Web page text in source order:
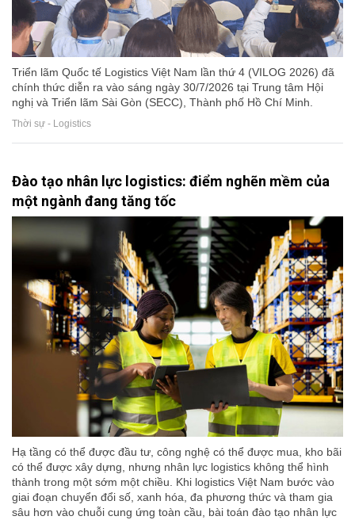
Triển lãm Quốc tế Logistics Việt Nam lần thứ 4 (VILOG 2026) đã
chính thức diễn ra vào sáng ngày 30/7/2026 tại Trung tâm Hội
nghị và Triển lãm Sài Gòn (SECC), Thành phố Hồ Chí Minh.
Thời sự - Logistics
Đào tạo nhân lực logistics: điểm nghẽn mềm của
một ngành đang tăng tốc
Hạ tầng có thể được đầu tư, công nghệ có thể được mua, kho bãi
có thể được xây dựng, nhưng nhân lực logistics không thể hình
thành trong một sớm một chiều. Khi logistics Việt Nam bước vào
giai đoạn chuyển đổi số, xanh hóa, đa phương thức và tham gia
sâu hơn vào chuỗi cung ứng toàn cầu, bài toán đào tạo nhân lực